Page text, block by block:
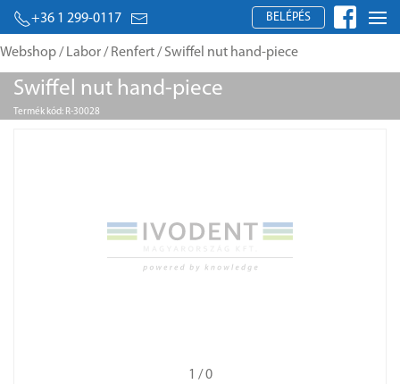
+36 1 299-0117 BELÉPÉS
Webshop/ Labor/ Renfert/ Swiffel nut hand-piece
Swiffel nut hand-piece
Termék kód: R-30028
1 / 0